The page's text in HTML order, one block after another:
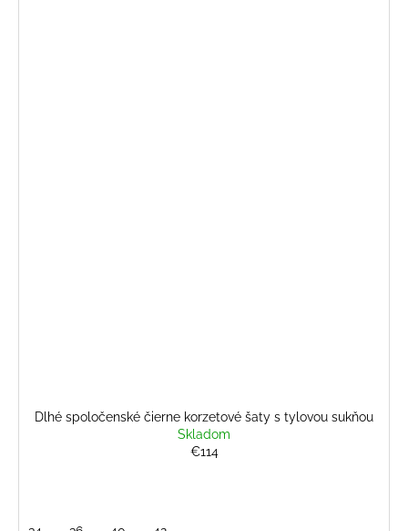
Dlhé spoločenské čierne korzetové šaty s tylovou sukňou
Skladom
€114